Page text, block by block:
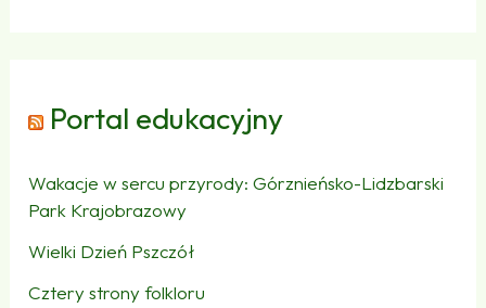
Portal edukacyjny
Wakacje w sercu przyrody: Górznieńsko-Lidzbarski
Park Krajobrazowy
Wielki Dzień Pszczół
Cztery strony folkloru